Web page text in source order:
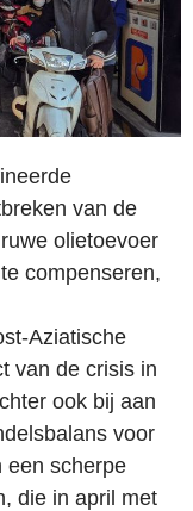
van de
olietoevoer
compenseren,
Aziatische
van de crisis in
ook bij aan
voor
een scherpe
die in april met